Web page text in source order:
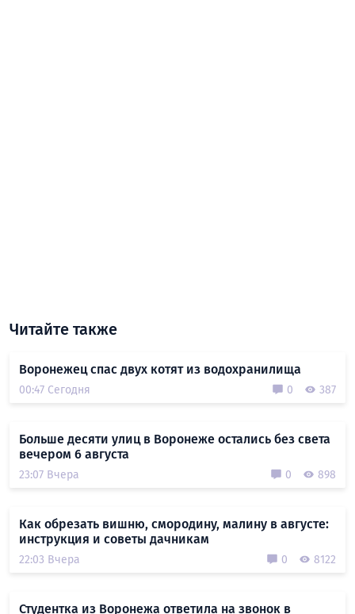
Читайте также
Воронежец спас двух котят из водохранилища
00:47 Сегодня 0 387
Больше десяти улиц в Воронеже остались без света
вечером 6 августа
23:07 Вчера 0 898
Как обрезать вишню, смородину, малину в августе:
инструкция и советы дачникам
22:03 Вчера 0 8122
Студентка из Воронежа ответила на звонок в